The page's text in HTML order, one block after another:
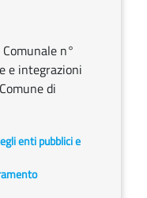
n°
e integrazioni
di
enti pubblici e